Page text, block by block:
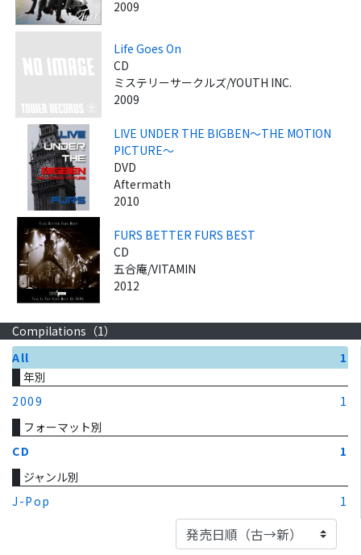
2009
Life Goes On
CD
ミステリーサークルズ/YOUTH INC.
2009
LIVE UNDER THE BIGBEN～THE MOTION
PICTURE～
DVD
Aftermath
2010
FURS BETTER FURS BEST
CD
五合庵/VITAMIN
2012
Compilations（1）
All
1
年別
2009
1
フォーマット別
CD
1
ジャンル別
J-Pop
1